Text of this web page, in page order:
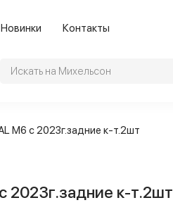
Новинки Контакты
M6 с 2023г.задние к-т.2шт
2023г.задние к-т.2шт